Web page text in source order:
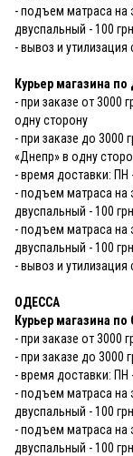
- подъем матраса на
двуспальный - 100
- вывоз и утилизация
Курьер магазина
- при заказе от 3000
одну сторону
- при заказе до 3000
«Днепр» в одну
- время доставки: ПН
- подъем матраса на
двуспальный - 100 грн.
- подъем матраса на
двуспальный - 100
- вывоз и утилизация
ОДЕССА
Курьер магазина
- при заказе от 3000
- при заказе до 3000
- время доставки: ПН
- подъем матраса на
двуспальный - 100 грн.
- подъем матраса на
двуспальный - 100